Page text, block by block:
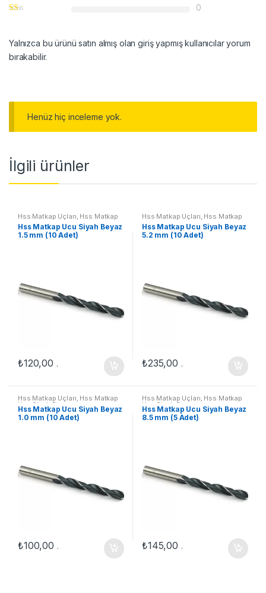
0
Yalnızca bu ürünü satın almış olan giriş yapmış kullanıcılar yorum
bırakabilir.
Henüz hiç inceleme yok.
İlgili ürünler
Hss Matkap Uçları Hss Matkap
Ucu Siyah Beyaz
Hss Matkap Ucu Siyah Beyaz
1.5 mm (10 Adet)
₺120,00 .
Hss Matkap Uçları Hss Matkap
Ucu Siyah Beyaz
Hss Matkap Ucu Siyah Beyaz
5.2 mm (10 Adet)
₺235,00 .
Hss Matkap Uçları, Hss Matkap
Ucu Siyah Beyaz
Hss Matkap Ucu Siyah Beyaz
1.0 mm (10 Adet)
₺100,00 .
Hss Matkap Uçları, Hss Matkap
Ucu Siyah Beyaz
Hss Matkap Ucu Siyah Beyaz
8.5 mm (5 Adet)
₺145,00 .